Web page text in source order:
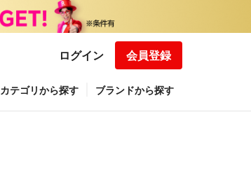
ログイン 会員登録
カテゴリから探す ブランドから探す